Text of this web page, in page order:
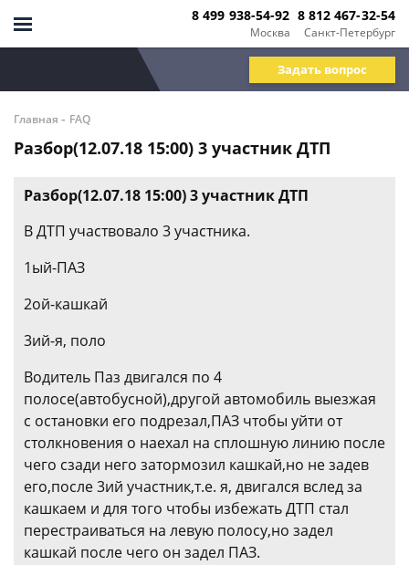
Москва
8 499 938-54-92
Санкт-Петербург
8 812 467-32-54
Задать вопрос
Главная - FAQ
Разбор(12.07.18 15:00) 3 участник ДТП
Разбор(12.07.18 15:00) 3 участник ДТП
В ДТП участвовало 3 участника.
1ый-ПАЗ
2ой-кашкай
3ий-я, поло
Водитель Паз двигался по 4
полосе(автобусной),другой автомобиль выезжая
с остановки его подрезал,ПАЗ чтобы уйти от
столкновения о наехал на сплошную линию после
чего сзади него затормозил кашкай,но не задев
его,после 3ий участник,т.е. я, двигался вслед за
кашкаем и для того чтобы избежать ДТП стал
перестраиваться на левую полосу,но задел
кашкай после чего он задел ПАЗ.